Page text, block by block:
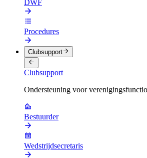
DWF
Procedures
Clubsupport
Clubsupport
Ondersteuning voor
Bestuurder
Wedstrijdsecretaris